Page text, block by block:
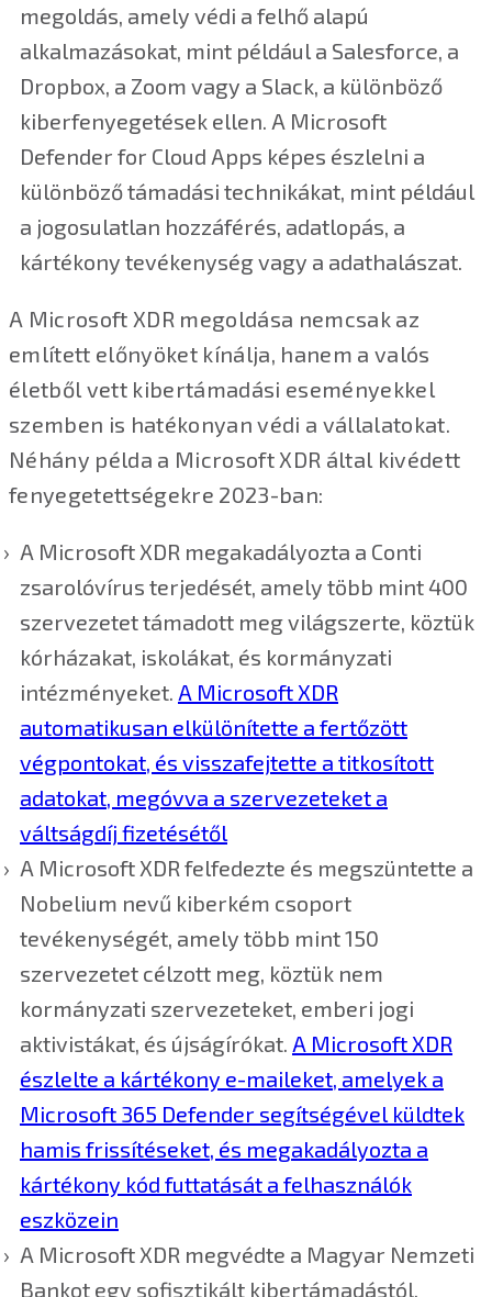
megoldás, amely védi a felhő alapú
alkalmazásokat, mint például a Salesforce, a
Dropbox, a Zoom vagy a Slack, a különböző
kiberfenyegetések ellen. A Microsoft
Defender for Cloud Apps képes észlelni a
különböző támadási technikákat, mint például
a jogosulatlan hozzáférés, adatlopás, a
kártékony tevékenység vagy a adathalászat.
A Microsoft XDR megoldása nemcsak az
említett előnyöket kínálja, hanem a valós
életből vett kibertámadási eseményekkel
szemben is hatékonyan védi a vállalatokat.
Néhány példa a Microsoft XDR által kivédett
fenyegetettségekre 2023-ban:
A Microsoft XDR megakadályozta a Conti
zsarolóvírus terjedését, amely több mint 400
szervezetet támadott meg világszerte, köztük
kórházakat, iskolákat, és kormányzati
intézményeket. A Microsoft XDR
automatikusan elkülönítette a fertőzött
végpontokat, és visszafejtette a titkosított
adatokat, megóvva a szervezeteket a
váltságdíj fizetésétől
A Microsoft XDR felfedezte és megszüntette a
Nobelium nevű kiberkém csoport
tevékenységét, amely több mint 150
szervezetet célzott meg, köztük nem
kormányzati szervezeteket, emberi jogi
aktivistákat, és újságírókat. A Microsoft XDR
észlelte a kártékony e-maileket, amelyek a
Microsoft 365 Defender segítségével küldtek
hamis frissítéseket, és megakadályozta a
kártékony kód futtatását a felhasználók
eszközein
A Microsoft XDR megvédte a Magyar Nemzeti
Bankot egy sofisztikált kibertámadástól,